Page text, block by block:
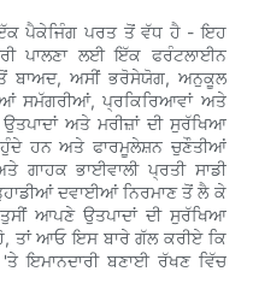
ਇੱਕ ਪੈਕੇਜਿੰਗ ਪਰਤ ਤੋਂ ਵੱਧ ਹੈ - ਇਹ
ਪਾਲਣਾ ਲਈ ਇੱਕ ਫਰੰਟਲਾਈਨ
ਬਾਅਦ, ਅਸੀਂ ਭਰੋਸੇਯੋਗ, ਅਨੁਕੂਲ
ਸਮੱਗਰੀਆਂ, ਪ੍ਰਕਿਰਿਆਵਾਂ ਅਤੇ
ਅਤੇ ਮਰੀਜ਼ਾਂ ਦੀ ਸੁਰੱਖਿਆ
ਹਨ ਅਤੇ ਫਾਰਮੂਲੇਸ਼ਨ ਚੁਣੌਤੀਆਂ
ਗਾਹਕ ਭਾਈਵਾਲੀ ਪ੍ਰਤੀ ਸਾਡੀ
ਦਵਾਈਆਂ ਨਿਰਮਾਣ ਤੋਂ ਲੈ ਕੇ
ਆਪਣੇ ਉਤਪਾਦਾਂ ਦੀ ਸੁਰੱਖਿਆ
ਤਾਂ ਆਓ ਇਸ ਬਾਰੇ ਗੱਲ ਕਰੀਏ ਕਿ
ਇਮਾਨਦਾਰੀ ਬਣਾਈ ਰੱਖਣ ਵਿੱਚ